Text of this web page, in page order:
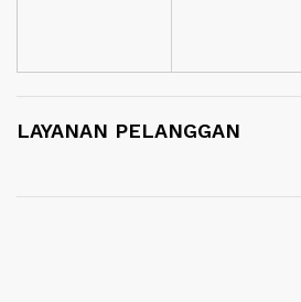
LAYANAN PELANGGAN